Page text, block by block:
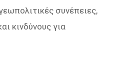
συνέπειες,
κινδύνους για